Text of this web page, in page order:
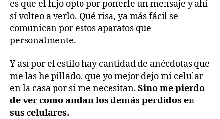
es que el hijo opto por ponerle un mensaje y ahí
sí volteo a verlo. Qué risa, ya más fácil se
comunican por estos aparatos que
personalmente.
Y así por el estilo hay cantidad de anécdotas que
me las he pillado, que yo mejor dejo mi celular
en la casa por si me necesitan. Sino me pierdo
de ver como andan los demás perdidos en
sus celulares.